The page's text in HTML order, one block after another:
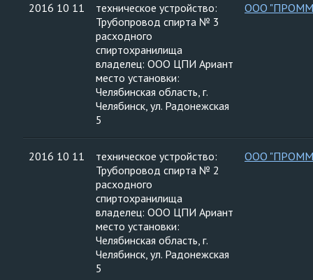
2016 10 11
техническое устройство:
Трубопровод спирта № 3
расходного
спиртохранилища
владелец: ООО ЦПИ Ариант
место установки:
Челябинская область, г.
Челябинск, ул. Радонежская
5
ООО
2016 10 11
техническое устройство:
Трубопровод спирта № 2
расходного
спиртохранилища
владелец: ООО ЦПИ Ариант
место установки:
Челябинская область, г.
Челябинск, ул. Радонежская
5
ООО